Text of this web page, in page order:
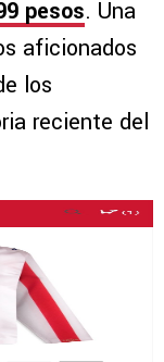
pesos. Una
aficionados
los
reciente del